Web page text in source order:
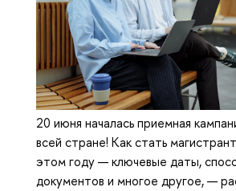
20 июня началась приемная
всей стране! Как стать
этом году — ключевые даты,
документов и многое другое, —